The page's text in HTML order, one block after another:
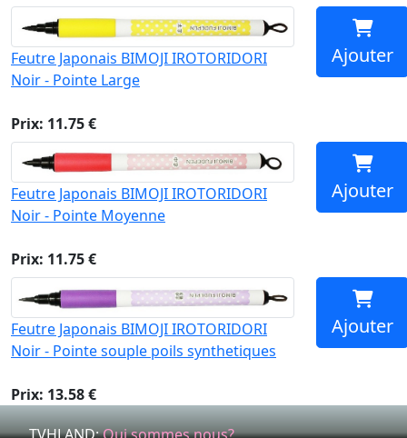
Feutre Japonais BIMOJI IROTORIDORI
Noir - Pointe Large
Prix: 11.75 €
Ajouter
Feutre Japonais BIMOJI IROTORIDORI
Noir - Pointe Moyenne
Prix: 11.75 €
Ajouter
Feutre Japonais BIMOJI IROTORIDORI
Noir - Pointe souple poils synthetiques
Prix: 13.58 €
Ajouter